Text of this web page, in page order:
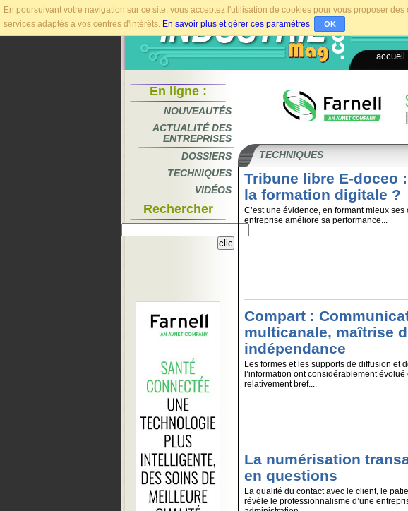
En poursuivant votre navigation sur ce site, vous acceptez l'utilisation de cookies pour vous proposer des
services adaptés à vos centres d'intérêts. En savoir plus et gérer ces paramètres. OK
accueil
En ligne :
NOUVEAUTÉS
ACTUALITÉ DES
ENTREPRISES
DOSSIERS
TECHNIQUES
VIDÉOS
Rechercher
TECHNIQUES
Tribune libre E-doceo
la formation digitale ?
C’est une évidence, en formant mieux
entreprise améliore sa performance...
Compart :
multicanale, maîtrise
indépendance
Les formes et les supports de diffusion et
l’information ont considérablement
relativement bref....
La numérisation
en questions
La qualité du contact avec le client, le
révèle le professionnalisme d’une